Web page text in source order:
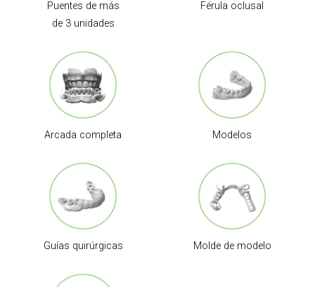
Puentes de más
de 3 unidades
Férula oclusal
Arcada completa Modelos
Guías quirúrgicas Molde de modelo